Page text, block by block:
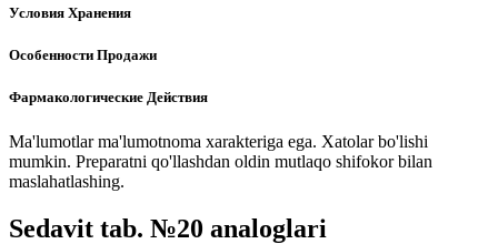
Условия Хранения
Особенности Продажи
Фармакологические Действия
Ma'lumotlar ma'lumotnoma xarakteriga ega. Xatolar bo'lishi
mumkin. Preparatni qo'llashdan oldin mutlaqo shifokor bilan
maslahatlashing.
Sedavit tab. №20 analoglari